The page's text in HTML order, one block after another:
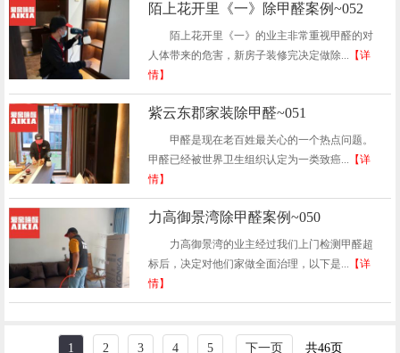
陌上花开里《一》除甲醛案例~052
陌上花开里《一》的业主非常重视甲醛的对
人体带来的危害，新房子装修完决定做除... 【详
情】
紫云东郡家装除甲醛~051
甲醛是现在老百姓最关心的一个热点问题。
甲醛已经被世界卫生组织认定为一类致癌... 【详
情】
力高御景湾除甲醛案例~050
力高御景湾的业主经过我们上门检测甲醛超
标后，决定对他们家做全面治理，以下是... 【详
情】
1 2 3 4 5 下一页 共46页